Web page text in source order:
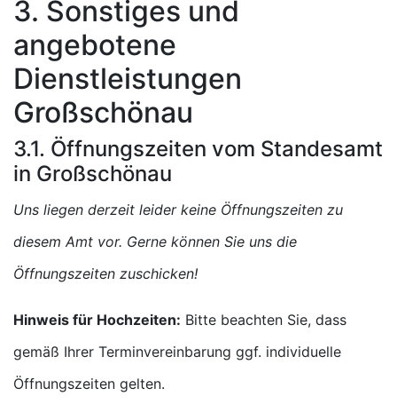
3. Sonstiges und
angebotene
Dienstleistungen
Großschönau
3.1. Öffnungszeiten vom Standesamt
in Großschönau
Uns liegen derzeit leider keine Öffnungszeiten zu
diesem Amt vor. Gerne können Sie uns die
Öffnungszeiten zuschicken!
Hinweis für Hochzeiten: Bitte beachten Sie, dass
gemäß Ihrer Terminvereinbarung ggf. individuelle
Öffnungszeiten gelten.